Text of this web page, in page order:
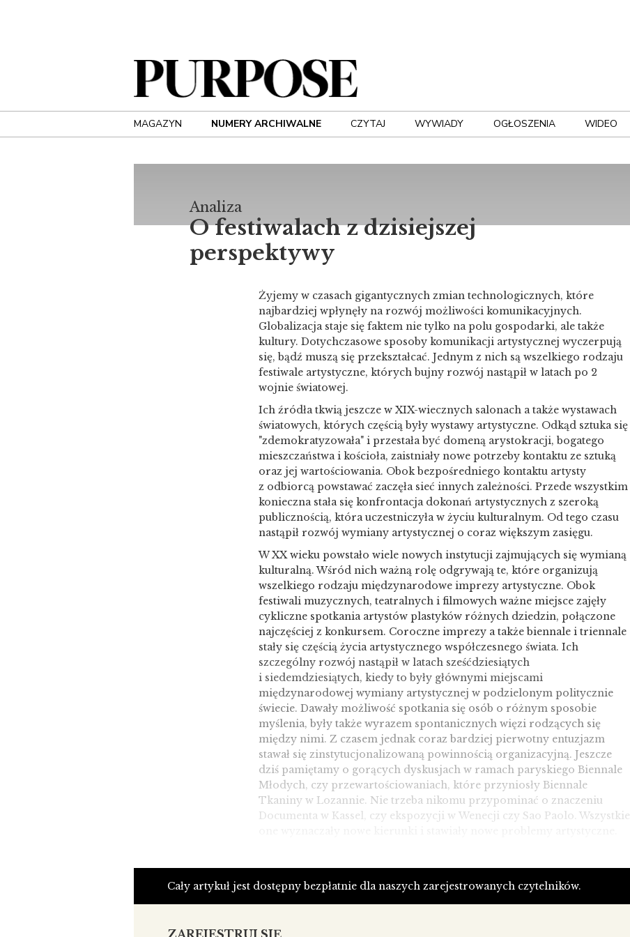
MAGAZYN NUMERY ARCHIWALNE CZYTAJ WYWIADY OGŁOSZENIA WIDEO
Analiza
O festiwalach z dzisiejszej
perspektywy
Żyjemy w czasach gigantycznych zmian technologicznych, które
najbardziej wpłynęły na rozwój możliwości komunikacyjnych.
Globalizacja staje się faktem nie tylko na polu gospodarki, ale także
kultury. Dotychczasowe sposoby komunikacji artystycznej wyczerpują
się, bądź muszą się przekształcać. Jednym z nich są wszelkiego rodzaju
festiwale artystyczne, których bujny rozwój nastąpił w latach po 2
wojnie światowej.
Ich źródła tkwią jeszcze w XIX-wiecznych salonach a także wystawach
światowych, których częścią były wystawy artystyczne. Odkąd sztuka się
"zdemokratyzowała" i przestała być domeną arystokracji, bogatego
mieszczaństwa i kościoła, zaistniały nowe potrzeby kontaktu ze sztuką
oraz jej wartościowania. Obok bezpośredniego kontaktu artysty
z odbiorcą powstawać zaczęła sieć innych zależności. Przede wszystkim
konieczna stała się konfrontacja dokonań artystycznych z szeroką
publicznością, która uczestniczyła w życiu kulturalnym. Od tego czasu
nastąpił rozwój wymiany artystycznej o coraz większym zasięgu.
W XX wieku powstało wiele nowych instytucji zajmujących się wymianą
kulturalną. Wśród nich ważną rolę odgrywają te, które organizują
wszelkiego rodzaju międzynarodowe imprezy artystyczne. Obok
festiwali muzycznych, teatralnych i filmowych ważne miejsce zajęły
cykliczne spotkania artystów plastyków różnych dziedzin, połączone
najczęściej z konkursem. Coroczne imprezy a także biennale i triennale
stały się częścią życia artystycznego współczesnego świata. Ich
szczególny rozwój nastąpił w latach sześćdziesiątych
i siedemdziesiątych, kiedy to były głównymi miejscami
międzynarodowej wymiany artystycznej w podzielonym politycznie
świecie. Dawały możliwość spotkania się osób o różnym sposobie
myślenia, były także wyrazem spontanicznych więzi rodzących się
między nimi. Z czasem jednak coraz bardziej pierwotny entuzjazm
stawał się zinstytucjonalizowaną powinnością organizacyjną. Jeszcze
dziś pamiętamy o gorących dyskusjach w ramach paryskiego Biennale
Młodych, czy przewartościowaniach, które przyniosły Biennale
Tkaniny w Lozannie. Nie trzeba nikomu przypominać o znaczeniu
Documenta w Kassel, czy ekspozycji w Wenecji czy Sao Paolo. Wszystkie
formuła, która nadałaby im nowej dynamiki. Czy jest to możliwe,
dowiemy się w przyszłości. Sami organizatorzy zauważyli już, że
Cały artykuł jest dostępny bezpłatnie dla naszych zarejestrowanych czytelników.
ZAREJESTRUJ SIĘ